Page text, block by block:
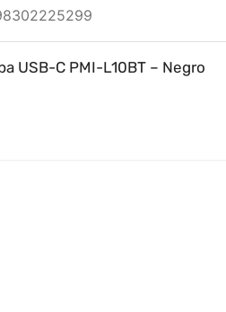
USB-C PMI-L10BT – Negro